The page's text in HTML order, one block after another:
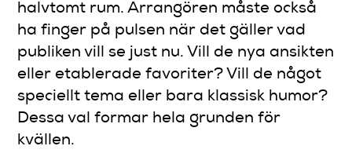
halvtomt rum. Arrangören måste också
ha finger på pulsen när det gäller vad
publiken vill se just nu. Vill de nya ansikten
eller etablerade favoriter? Vill de något
speciellt tema eller bara klassisk humor?
Dessa val formar hela grunden för
kvällen.